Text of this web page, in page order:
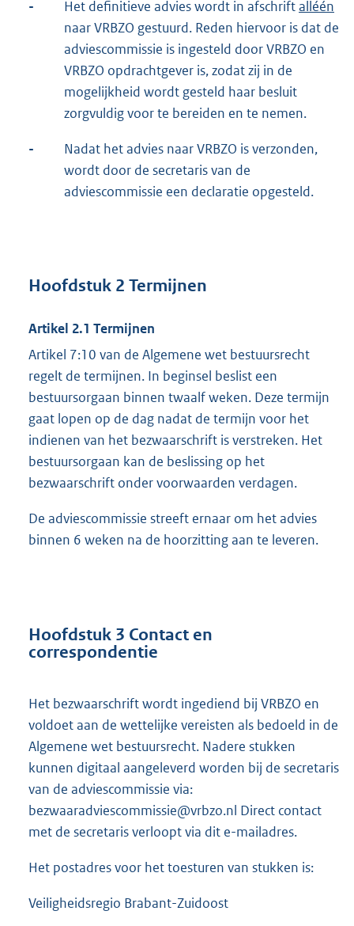
- Het definitieve advies wordt in afschriftalléén
naar VRBZO gestuurd. Reden hiervoor is dat de
adviescommissie is ingesteld door VRBZO en
VRBZO opdrachtgever is, zodat zij in de
mogelijkheid wordt gesteld haar besluit
zorgvuldig voor te bereiden en te nemen.
-
Nadat het advies naar VRBZO is verzonden,
wordt door de secretaris van de
adviescommissie een declaratie opgesteld.
Hoofdstuk 2 Termijnen
Artikel 2.1 Termijnen
Artikel 7:10 van de Algemene wet bestuursrecht
regelt de termijnen. In beginsel beslist een
bestuursorgaan binnen twaalf weken. Deze termijn
gaat lopen op de dag nadat de termijn voor het
indienen van het bezwaarschrift is verstreken. Het
bestuursorgaan kan de beslissing op het
bezwaarschrift onder voorwaarden verdagen.
De adviescommissie streeft ernaar om het advies
binnen 6 weken na de hoorzitting aan te leveren.
Hoofdstuk 3 Contact en
correspondentie
Het bezwaarschrift wordt ingediend bij VRBZO en
voldoet aan de wettelijke vereisten als bedoeld in de
Algemene wet bestuursrecht. Nadere stukken
kunnen digitaal aangeleverd worden bij de secretaris
van de adviescommissie via:
bezwaaradviescommissie@vrbzo.nl Direct contact
met de secretaris verloopt via dit e-mailadres.
Het postadres voor het toesturen van stukken is:
Veiligheidsregio Brabant-Zuidoost